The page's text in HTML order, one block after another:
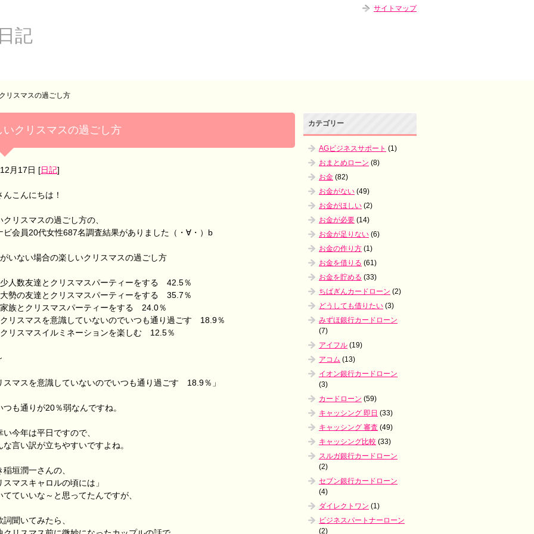
記
リスマスの過ごし方
いクリスマスの過ごし方
月17日 [日記]
んこんにちは！
クリスマスの過ごし方の、
ビ会員20代女性687名調査結果がありました（・∀・）b
いない場合の楽しいクリスマスの過ごし方
人数友達とクリスマスパーティーをする 42.5％
勢の友達とクリスマスパーティーをする 35.7％
族とクリスマスパーティーをする 24.0％
リスマスを意識していないのでいつも通り過ごす 18.9％
リスマスイルミネーションを楽しむ 12.5％
スマスを意識していないのでいつも通り過ごす 18.9％」
つも通りが20％弱なんですね。
い今年は平日ですので、
な言い訳が立ちやすいですよね。
稲垣潤一さんの、
スマスキャロルの頃には」
てていいな～と思ってたんですが、
詞聞いてみたら、
カテゴリー
AGビジネスサポート (1)
おまとめローン (8)
お金 (82)
お金がない (49)
お金がほしい (2)
お金が必要 (14)
お金が足りない (6)
お金の作り方 (1)
お金を借りる (61)
お金を貯める (33)
ちばぎんカードローン (2)
どうしても借りたい (3)
みずほ銀行カードローン
(7)
アイフル (19)
アコム (13)
イオン銀行カードローン
(3)
カードローン (59)
キャッシング 即日 (33)
キャッシング 審査 (49)
キャッシング比較 (33)
スルガ銀行カードローン
(2)
セブン銀行カードローン
(4)
ダイレクトワン (1)
ビジネスパートナーローン
(2)
サイトマップ